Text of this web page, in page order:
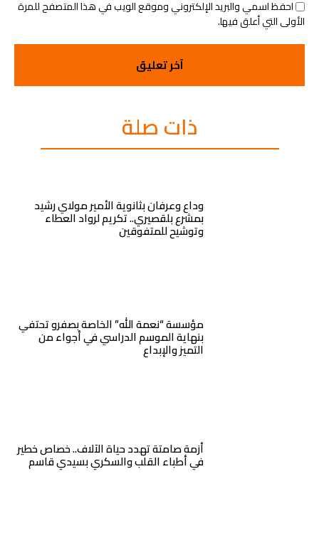
احفظ اسمي والبريد الإلكتروني وموقع الويب في هذا المتصفح للمرة
الأولى التي أعلق فيها.
ذات صلة
وداع وعرفان بثانوية الأمير مولاي رشيد
بمشرع بلقصيري.. تكريم لرواد العطاء
وتوشيح للمتفوقين
مؤسسة “نعمة الله” الخاصة بصفرو تحتفي
بنهاية الموسم الدراسي في أجواء من
التميز والإبداع
أزمة صامتة تهدد حياة الآلاف.. خصاص خطير
في أطباء القلب والسكري بسيدي قاسم